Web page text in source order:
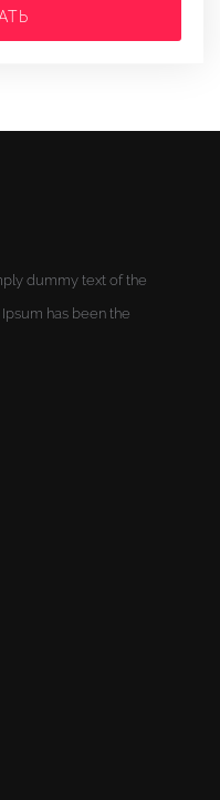
dummy text of the
has been the